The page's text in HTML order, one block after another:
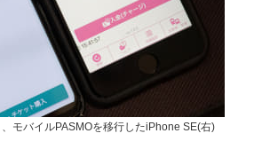
モバイルPASMOを移行したiPhone SE(右)